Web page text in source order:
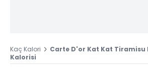
Kaç Kalori
Carte D'or Kat Kat Tiramisu
Kalorisi